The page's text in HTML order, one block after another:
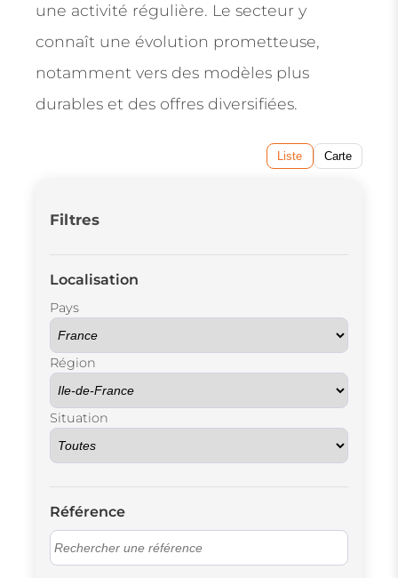
une activité régulière. Le secteur y
connaît une évolution prometteuse,
notamment vers des modèles plus
durables et des offres diversifiées.
Liste Carte
Filtres
Localisation
Pays
Région
Situation
Référence